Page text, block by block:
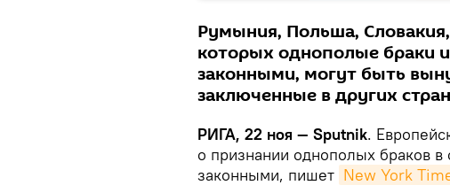
Румыния, Польша,
которых однополые браки
законными, могут быть
заключенные в других
РИГА, 22 ноя — Sputnik.
о признании однополых браков в
законными, пишет New York